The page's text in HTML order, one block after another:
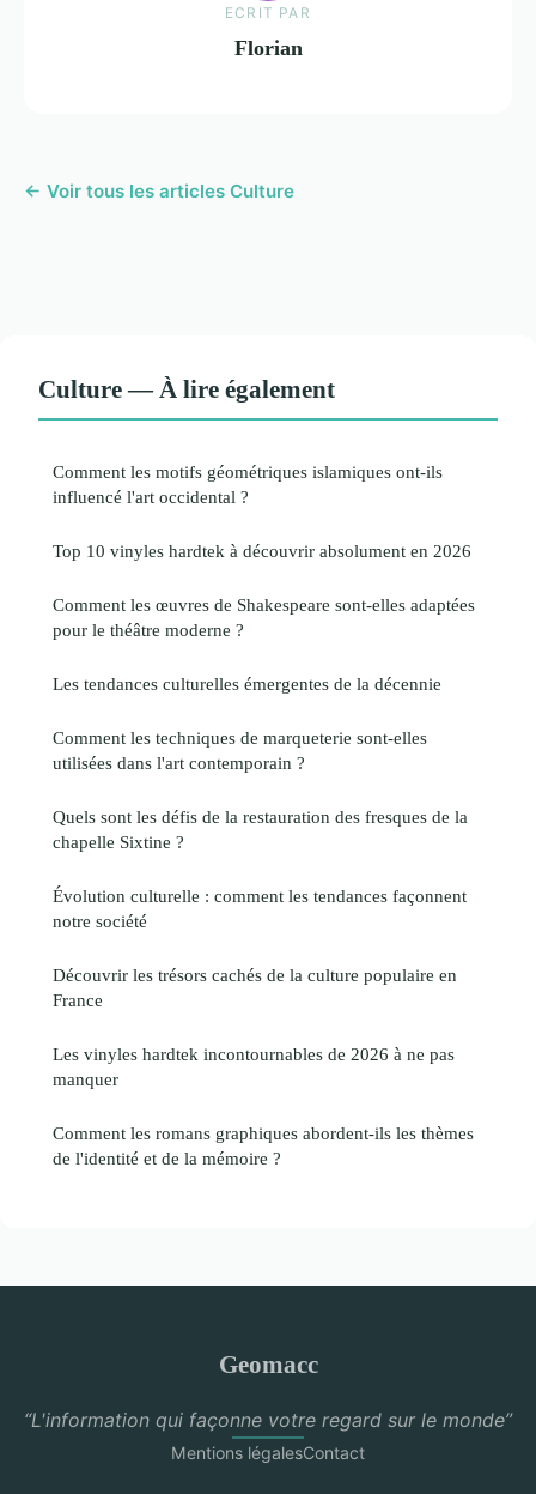
ECRIT PAR
Florian
← Voir tous les articles Culture
Culture — À lire également
Comment les motifs géométriques islamiques ont-ils
influencé l'art occidental ?
Top 10 vinyles hardtek à découvrir absolument en 2026
Comment les œuvres de Shakespeare sont-elles adaptées
pour le théâtre moderne ?
Les tendances culturelles émergentes de la décennie
Comment les techniques de marqueterie sont-elles
utilisées dans l'art contemporain ?
Quels sont les défis de la restauration des fresques de la
chapelle Sixtine ?
Évolution culturelle : comment les tendances façonnent
notre société
Découvrir les trésors cachés de la culture populaire en
France
Les vinyles hardtek incontournables de 2026 à ne pas
manquer
Comment les romans graphiques abordent-ils les thèmes
de l'identité et de la mémoire ?
Geomacc
“L'information qui façonne votre regard sur le monde”
Mentions légalesContact